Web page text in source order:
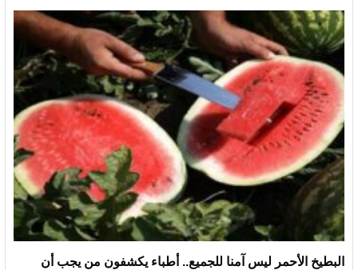
البطيخ الأحمر ليس آمنا للجميع.. أطباء يكشفون من يجب أن